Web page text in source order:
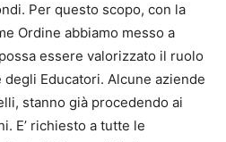
Per questo scopo, con la
Ordine abbiamo messo a
essere valorizzato il ruolo
Educatori. Alcune aziende
stanno già procedendo ai
E’ richiesto a tutte le